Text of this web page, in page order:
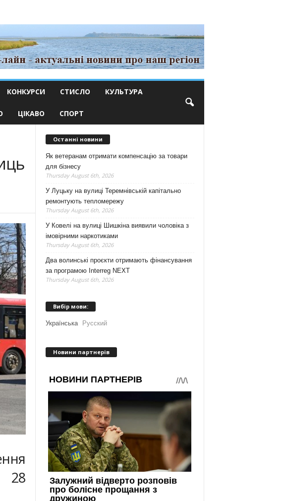
КОНКУРСИ СТИСЛО КУЛЬТУРА
ЦІКАВО СПОРТ
28
Останні новини
Як ветеранам отримати компенсацію за товари
для бізнесу
Thursday August 6th, 2026
У Луцьку на вулиці Теремнівській капітально
ремонтують тепломережу
Thursday August 6th, 2026
У Ковелі на вулиці Шишкіна виявили чоловіка з
імовірними наркотиками
Thursday August 6th, 2026
Два волинські проєкти отримають фінансування
за програмою Interreg NEXT
Thursday August 6th, 2026
Вибір мови:
Українська Русский
Новини партнерів